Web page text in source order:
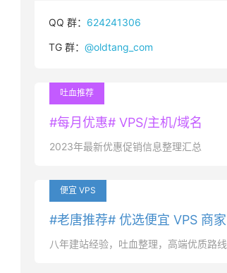
QQ 群： 624241306
TG 群： @oldtang_com
吐血推荐
#每月优惠# VPS/主机/域名
2023年最新优惠促销信息整理汇总
便宜 VPS
#老唐推荐# 优选便宜 VPS 商家
八年建站经验，吐血整理，高端优质路线